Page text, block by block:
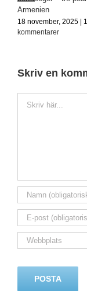
Armenien
18 november, 2025 |
kommentarer
Skriv en